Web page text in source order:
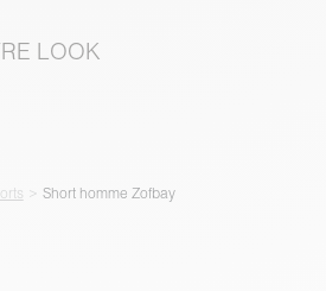
LOOK
Short homme Zofbay